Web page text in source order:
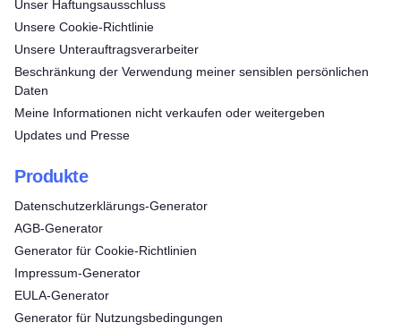
Unser Haftungsausschluss
Unsere Cookie-Richtlinie
Unsere Unterauftragsverarbeiter
Beschränkung der Verwendung meiner sensiblen persönlichen
Daten
Meine Informationen nicht verkaufen oder weitergeben
Updates und Presse
Produkte
Datenschutzerklärungs-Generator
AGB-Generator
Generator für Cookie-Richtlinien
Impressum-Generator
EULA-Generator
Generator für Nutzungsbedingungen